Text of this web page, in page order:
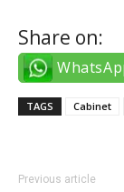
Share on:
TAGS Cabinet
Previous article